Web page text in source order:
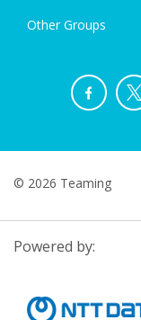
Other Groups
© 2026 Teaming
Powered by: